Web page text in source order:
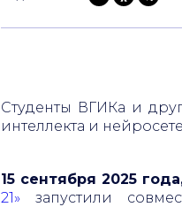
Студенты ВГИКа и
интеллекта и
15 сентября 2025
21» запустили